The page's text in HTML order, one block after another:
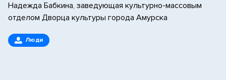
Надежда Бабкина, заведующая культурно-массовым
отделом Дворца культуры города Амурска
Люди